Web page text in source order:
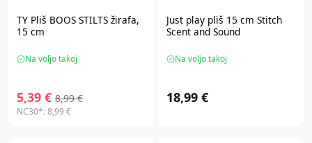
TY Pliš BOOS STILTS žirafa,
15 cm
Na voljo takoj
5,39 € 8,99 €
NC30*:8,99 €
Just play pliš 15 cm Stitch
Scent and Sound
Na voljo takoj
18,99 €